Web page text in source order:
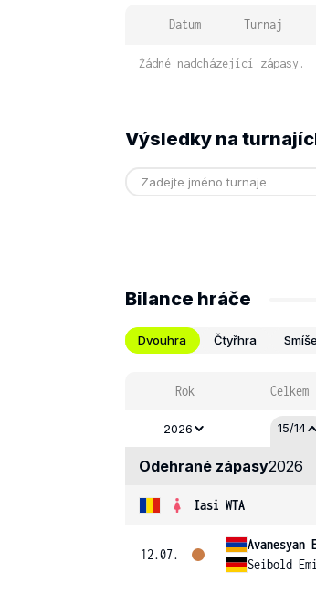
Datum Turnaj
Žádné nadcházející zápasy.
Výsledky na
Bilance hráče
Dvouhra Čtyřhra
Rok Celkem
2026 15/14
Odehrané zápasy2026
Iasi WTA
12.07.
Avanesyan
Seibold